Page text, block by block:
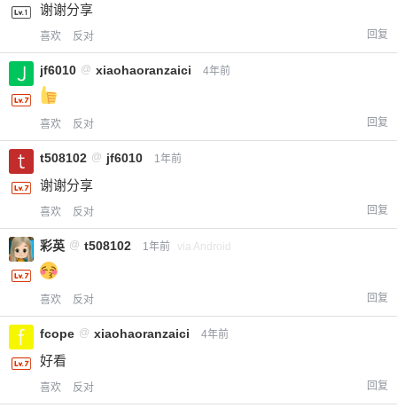
谢谢分享
喜欢 反对 回复
jf6010 @ xiaohaoranzaici 4年前
喜欢 反对 回复
t508102 @ jf6010 1年前
谢谢分享
喜欢 反对 回复
彩英 @ t508102 1年前 via Android
喜欢 反对 回复
fcope @ xiaohaoranzaici 4年前
好看
喜欢 反对 回复